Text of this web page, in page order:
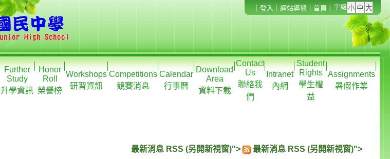
登入 網站導覽 首頁 字級
Further
Study
升學資訊
Honor
Roll
榮譽榜
Workshops
研習資訊
Competitions
競賽消息
Calendar
行事曆
Download
Area
資料下載
Contact
Us
聯絡我
們
Intranet
內網
Student
Rights
學生權
益
Assignments
暑假作業
最新消息 RSS (另開新視窗)"> 最新消息 RSS (另開新視窗)">